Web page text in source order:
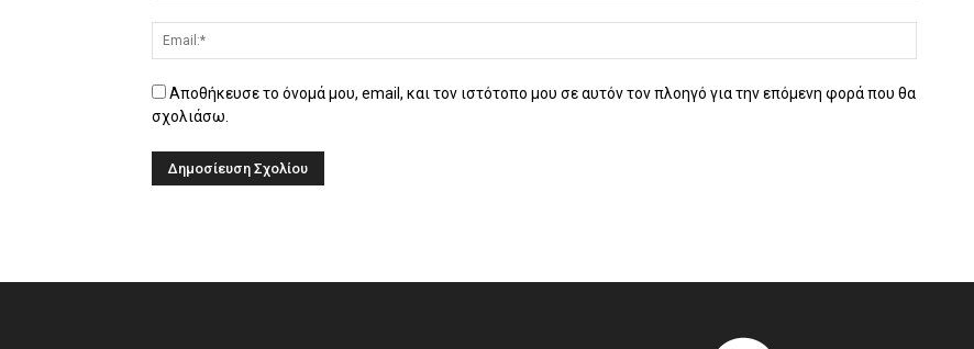
Αποθήκευσε το όνομά μου, email, και τον ιστότοπο μου σε αυτόν τον πλοηγό για την επόμενη φορά που θα
σχολιάσω.